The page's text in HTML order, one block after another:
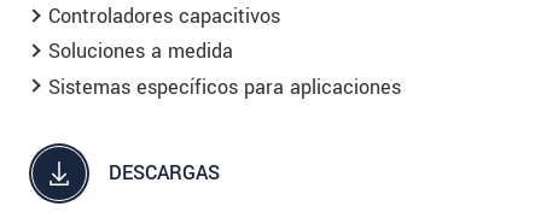
Controladores capacitivos
Soluciones a medida
Sistemas específicos para aplicaciones
DESCARGAS